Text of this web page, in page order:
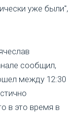
уже были",
сообщил,
между 12:30
в это время в